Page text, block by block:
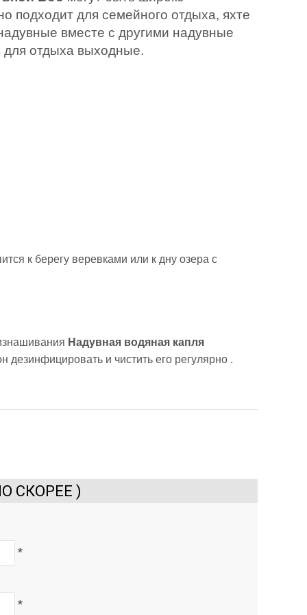
подходит для семейного отдыха, яхте
вместе с другими надувные
для отдыха выходные.
к берегу веревками или к дну озера с
Надувная водяная капля
дезинфицировать и чистить его регулярно .
СКОРЕЕ )
*
*